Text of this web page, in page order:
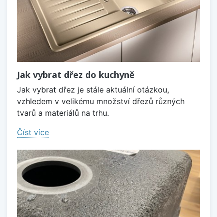
Jak vybrat dřez do kuchyně
Jak vybrat dřez je stále aktuální otázkou,
vzhledem v velikému množství dřezů různých
tvarů a materiálů na trhu.
Číst více